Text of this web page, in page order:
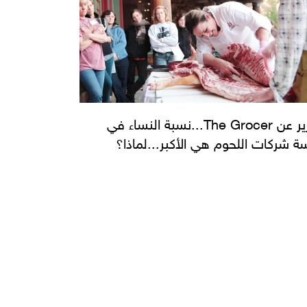
تقرير عن The Grocer...نسبة النساء في
شركات اللحوم هي الأكبر...لماذا؟